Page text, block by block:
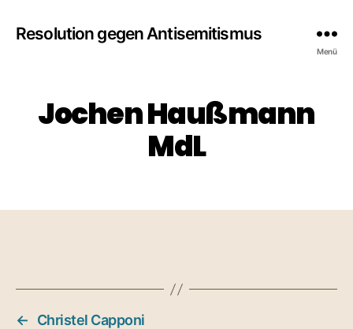
Resolution gegen Antisemitismus
Menü
Jochen Haußmann
MdL
←
Christel Capponi